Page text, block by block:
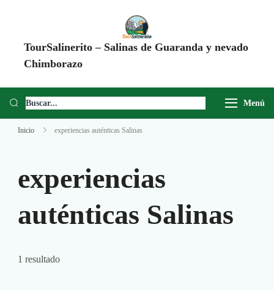
TourSalinerito – Salinas de Guaranda y nevado
Chimborazo
Chimborazo, Minas de Sal, Quesera El Salinerito, Chocolates El
Menú
Inicio experiencias auténticas Salinas
experiencias
auténticas Salinas
1 resultado